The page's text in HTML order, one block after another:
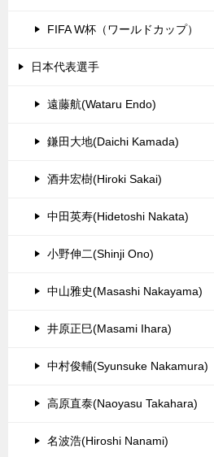
FIFA W杯（ワールドカップ）
日本代表選手
遠藤航(Wataru Endo)
鎌田大地(Daichi Kamada)
酒井宏樹(Hiroki Sakai)
中田英寿(Hidetoshi Nakata)
小野伸二(Shinji Ono)
中山雅史(Masashi Nakayama)
井原正巳(Masami Ihara)
中村俊輔(Syunsuke Nakamura)
高原直泰(Naoyasu Takahara)
名波浩(Hiroshi Nanami)